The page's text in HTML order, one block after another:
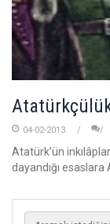
04-02-2013
Atatürk’ün
dayandığı